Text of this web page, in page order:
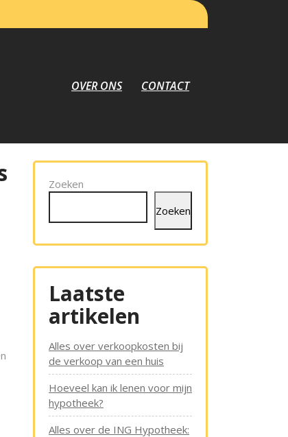
OVER ONS CONTACT
Zoeken
Zoeken
Laatste
artikelen
Alles over verkoopkosten bij
de verkoop van een huis
Hoeveel kan ik lenen voor mijn
hypotheek?
Alles over de ING Hypotheek: